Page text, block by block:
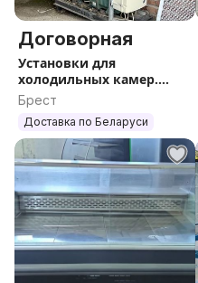
Договорная
Установки для
холодильных камер.
-18...+10. Монтаж.
Доставка
Брест
Доставка по Беларуси